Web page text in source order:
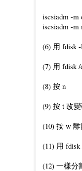
iscsiadm -m
iscsiadm -m
(6) 用 fdisk
(7) 用 fdisk
(8) 按 n
(9) 按 t 改
(10) 按 w
(11) 用
(12) 一樣分